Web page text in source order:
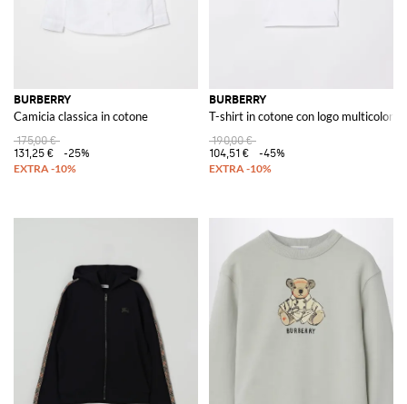
BURBERRY
Camicia classica in cotone
175,00 €
131,25 €
-25%
BURBERRY
T-shirt in cotone con logo multicolor
190,00 €
104,51 €
-45%